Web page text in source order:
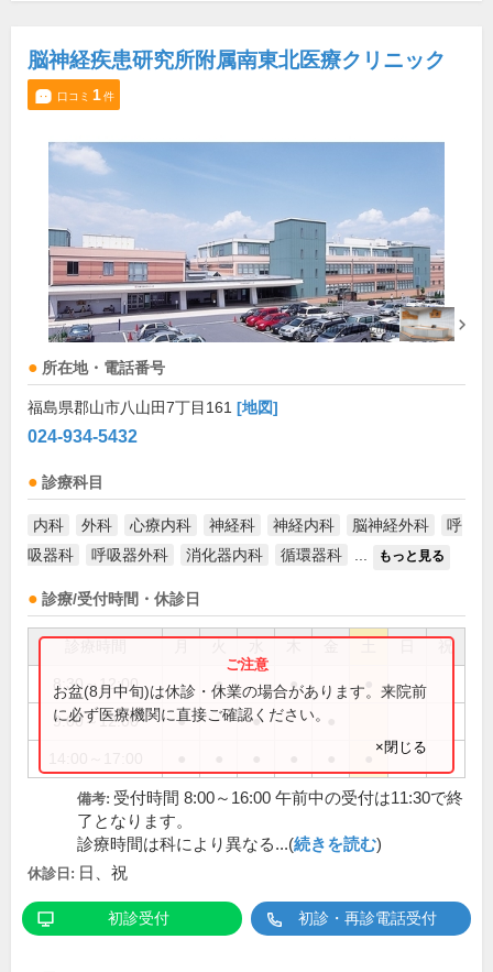
脳神経疾患研究所附属南東北医療クリニック
口コミ 1件
所在地・電話番号
福島県郡山市八山田7丁目161 [地図]
024-934-5432
診療科目
内科 外科 心療内科 神経科 神経内科 脳神経外科
呼
吸器科
呼吸器外科 消化器内科 循環器科 もっと見る
診療/受付時間・休診日
祝
8:30～12:00 ● ●
9:00～12:00 ● ●
お盆(8月中旬)は休診・休業の場合があります。来院前
に必ず医療機関に直接ご確認ください。
×閉じる
備考: 受付時間 8:00～16:00 午前中の受付は11:30で終
了となります。
診療時間は科により異なる...(続きを読む)
休診日: 日、祝
初診受付 初診・再診電話受付